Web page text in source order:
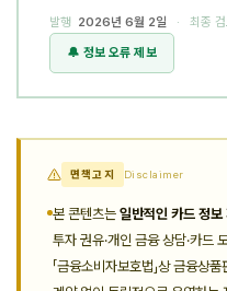
발행 2026년 6월 2일 · 최종 검
🔔 정보 오류 제보
면책고지 Disclaimer
본 콘텐츠는 일반적인 카드 정보
투자 권유·개인 금융 상담·카드
「금융소비자보호법」상 금융상